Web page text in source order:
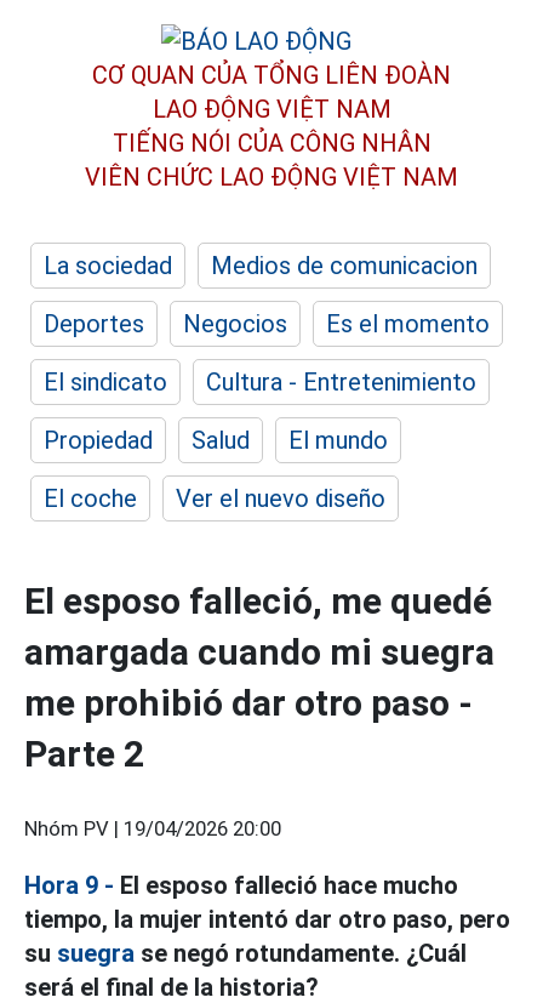
CƠ QUAN CỦA TỔNG LIÊN ĐOÀN
LAO ĐỘNG VIỆT NAM
TIẾNG NÓI CỦA CÔNG NHÂN
VIÊN CHỨC LAO ĐỘNG VIỆT NAM
La sociedad
Medios de comunicacion
Deportes
Negocios
Es el momento
El sindicato
Cultura - Entretenimiento
Propiedad
Salud
El mundo
El coche
Ver el nuevo diseño
El esposo falleció, me quedé
amargada cuando mi suegra
me prohibió dar otro paso -
Parte 2
Nhóm PV | 19/04/2026 20:00
Hora 9 - El esposo falleció hace mucho
tiempo, la mujer intentó dar otro paso, pero
su suegra se negó rotundamente. ¿Cuál
será el final de la historia?